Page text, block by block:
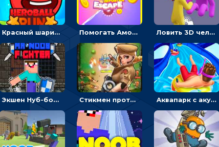
Красный шарик-герой в бегах: прыгать, чтобы избегать препятствий Помогать Амонг Ас бежать из комнаты через преграды - приключения Ловить 3D человечком своего цвета и собирать драгоценности - гиперказуалка
Экшен Нуб-боец: прыгать через препятствия или бить врагов мечом Стикмен против Зомби: стрелять в зомби и развивать воина Аквапарк с акулами: жми, чтобы лететь к финишу по волнам